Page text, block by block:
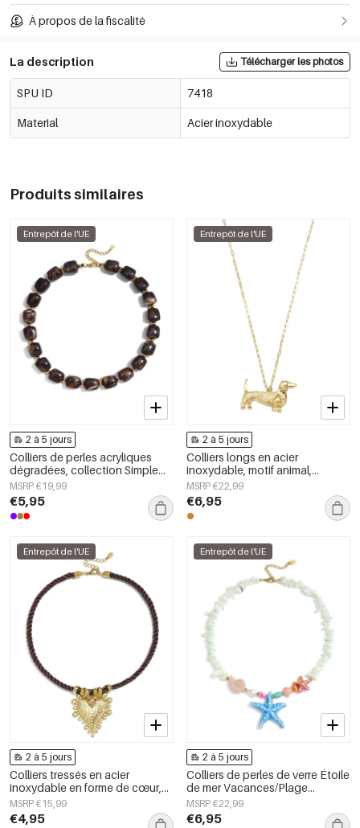
À propos de la fiscalité
La description Télécharger les photos
SPU ID 7418
Material Acier inoxydable
Produits similaires
Entrepôt de l'UE
2 à 5 jours
Colliers de perles acryliques
dégradées, collection Simple
Daily Simple, bijoux pour
femmes
MSRP €19,99
€5,95
Entrepôt de l'UE
2 à 5 jours
Colliers longs en acier
inoxydable, motif animal,
collection Daily Simple, bijoux
pour femmes
MSRP €22,99
€6,95
Entrepôt de l'UE
2 à 5 jours
Colliers tressés en acier
inoxydable en forme de cœur,
collection Daily Simple, bijoux
pour femmes
MSRP €15,99
€4,95
Entrepôt de l'UE
2 à 5 jours
Colliers de perles de verre Étoile
de mer Vacances/Plage
Collection romantique Bijoux
pour femmes
MSRP €22,99
€6,95